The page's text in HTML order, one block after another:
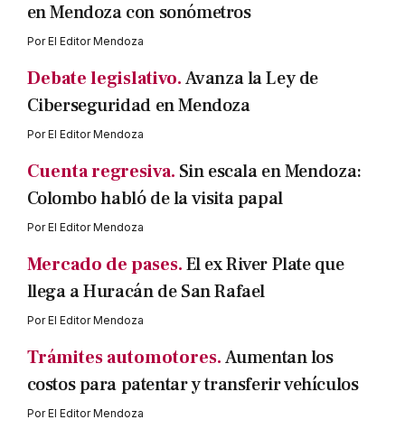
en Mendoza con sonómetros
PorEl Editor Mendoza
Debate legislativo.Avanza la Ley de
Ciberseguridad en Mendoza
PorEl Editor Mendoza
Cuenta regresiva. Sin escala en Mendoza:
Colombo habló de la visita papal
PorEl Editor Mendoza
Mercado de pases.El ex River Plate que
llega a Huracán de San Rafael
PorEl Editor Mendoza
Trámites automotores.Aumentan los
costos para patentar y transferir vehículos
PorEl Editor Mendoza